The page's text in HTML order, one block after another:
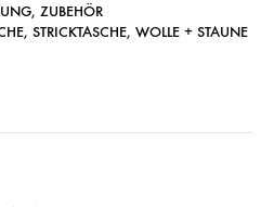
, ZUBEHÖR
, STRICKTASCHE, WOLLE + STAUNE